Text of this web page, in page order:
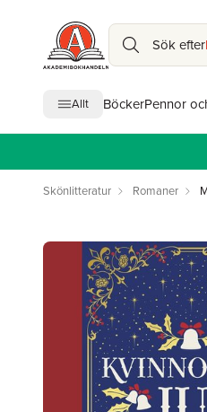
Sök efter
Allt BöckerPennor
Skönlitteratur Romaner